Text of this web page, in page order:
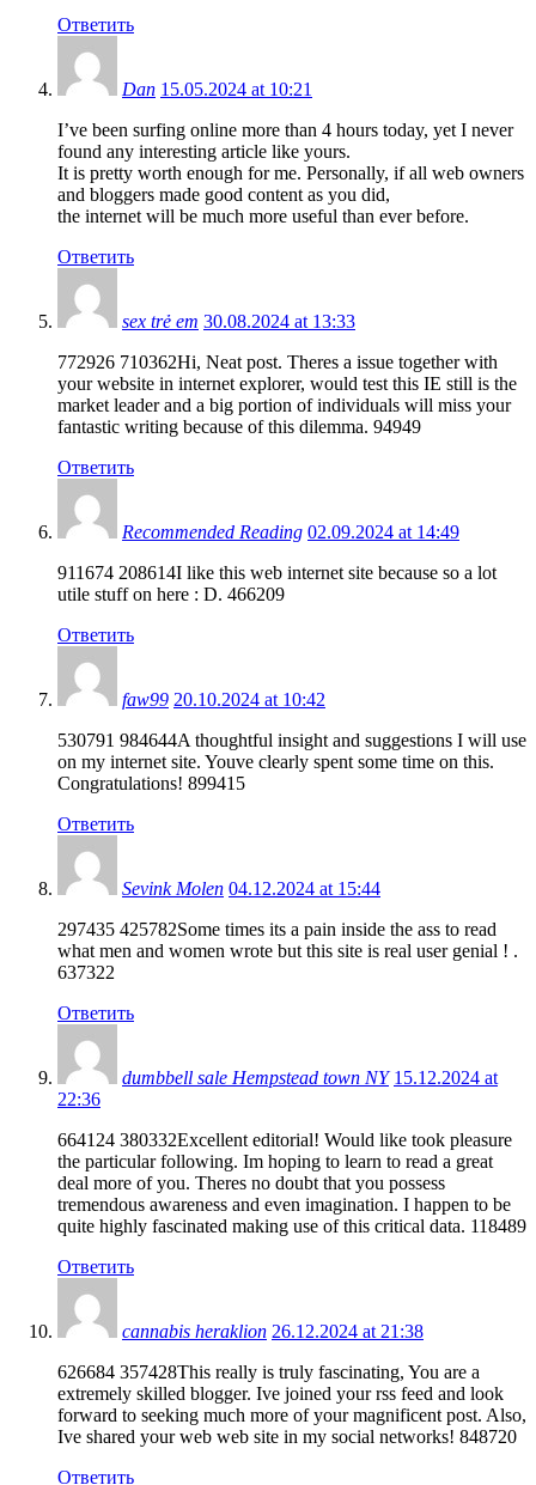
Ответить
Dan 15.05.2024 at 10:21
I’ve been surfing online more than 4 hours today, yet I never
found any interesting article like yours.
It is pretty worth enough for me. Personally, if all web owners
and bloggers made good content as you did,
the internet will be much more useful than ever before.
Ответить
sex trẻ em 30.08.2024 at 13:33
772926 710362Hi, Neat post. Theres a issue together with
your website in internet explorer, would test this IE still is the
market leader and a big portion of individuals will miss your
fantastic writing because of this dilemma. 94949
Ответить
Recommended Reading 02.09.2024 at 14:49
911674 208614I like this web internet site because so a lot
utile stuff on here : D. 466209
Ответить
faw99 20.10.2024 at 10:42
530791 984644A thoughtful insight and suggestions I will use
on my internet site. Youve clearly spent some time on this.
Congratulations! 899415
Ответить
Sevink Molen 04.12.2024 at 15:44
297435 425782Some times its a pain inside the ass to read
what men and women wrote but this site is real user genial ! .
637322
Ответить
dumbbell sale Hempstead town NY 15.12.2024 at
22:36
664124 380332Excellent editorial! Would like took pleasure
the particular following. Im hoping to learn to read a great
deal more of you. Theres no doubt that you possess
tremendous awareness and even imagination. I happen to be
quite highly fascinated making use of this critical data. 118489
Ответить
cannabis heraklion 26.12.2024 at 21:38
626684 357428This really is truly fascinating, You are a
extremely skilled blogger. Ive joined your rss feed and look
forward to seeking much more of your magnificent post. Also,
Ive shared your web web site in my social networks! 848720
Ответить